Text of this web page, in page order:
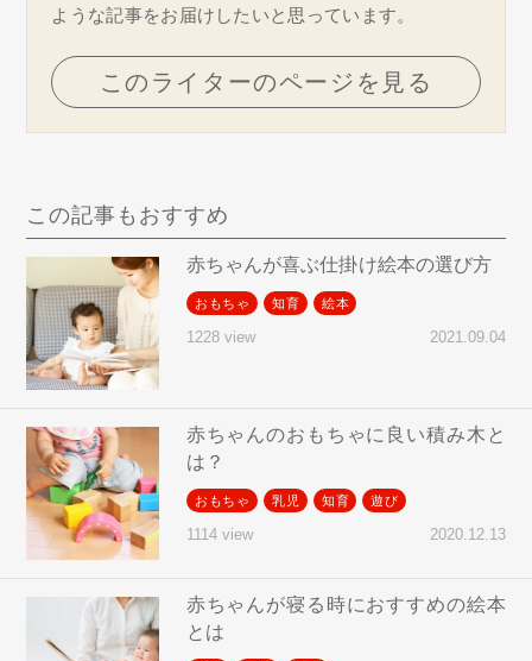
ような記事をお届けしたいと思っています。
このライターのページを見る
この記事もおすすめ
赤ちゃんが喜ぶ仕掛け絵本の選び方
おもちゃ 知育 絵本
1228 view 2021.09.04
赤ちゃんのおもちゃに良い積み木と
は？
おもちゃ 乳児 知育 遊び
1114 view 2020.12.13
赤ちゃんが寝る時におすすめの絵本
とは